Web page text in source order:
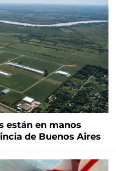
están en manos
de Buenos Aires